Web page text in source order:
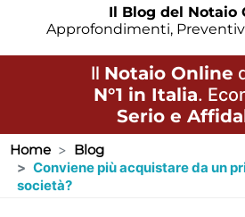
Il Blog del Notaio
Approfondimenti,
Il Notaio Online
N°1 in Italia.
Serio e
Home
Blog
Conviene più acquistare da un
società?